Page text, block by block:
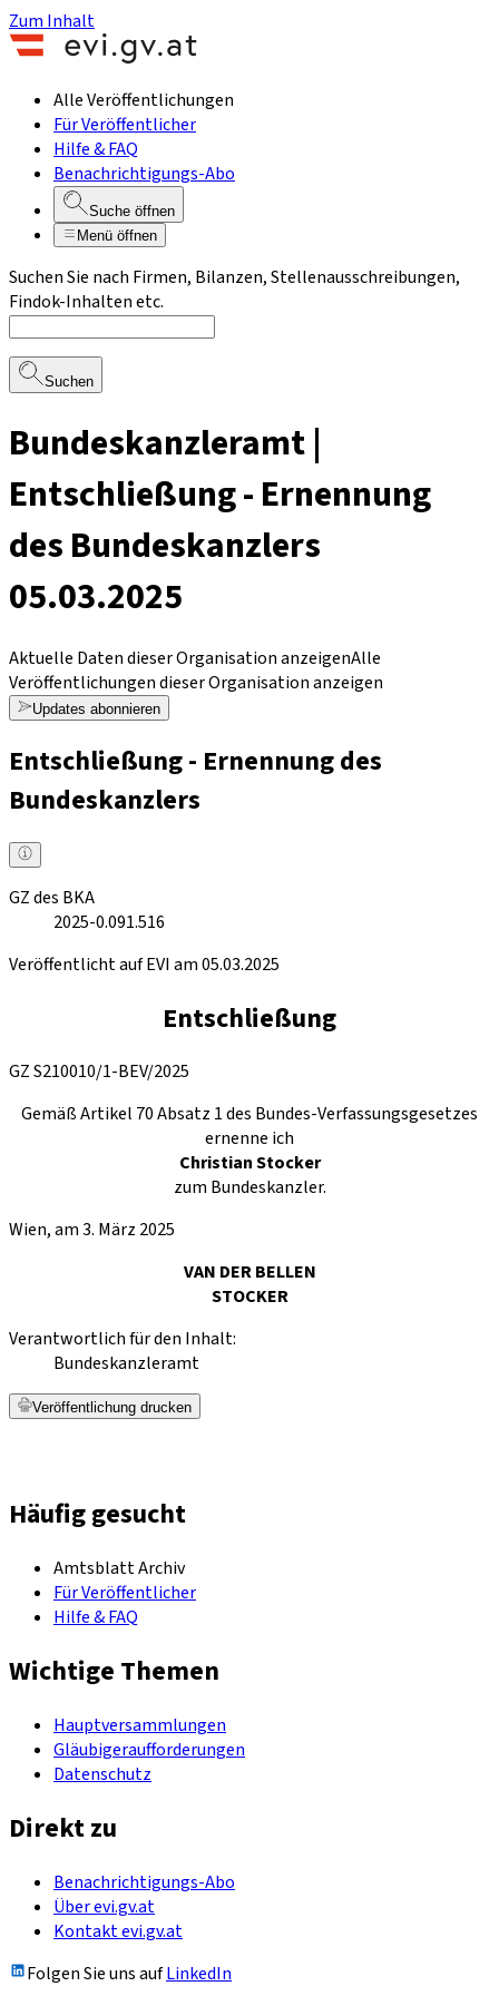
Zum Inhalt
Alle Veröffentlichungen
Für Veröffentlicher
Hilfe & FAQ
Benachrichtigungs-Abo
Suche öffnen
Menü öffnen
Suchen Sie nach Firmen, Bilanzen, Stellenausschreibungen,
Findok-Inhalten etc.
Suchen
Bundeskanzleramt |
Entschließung - Ernennung
des Bundeskanzlers
05.03.2025
Aktuelle Daten dieser Organisation anzeigenAlle
Veröffentlichungen dieser Organisation anzeigen
Updates abonnieren
Entschließung - Ernennung des
Bundeskanzlers
GZ des BKA
2025-0.091.516
Veröffentlicht auf EVI am 05.03.2025
Entschließung
GZ S210010/1-BEV/2025
Gemäß Artikel 70 Absatz 1 des Bundes-Verfassungsgesetzes
ernenne ich
Christian Stocker
zum Bundeskanzler.
Wien, am 3. März 2025
VAN DER BELLEN
STOCKER
Verantwortlich für den Inhalt:
Bundeskanzleramt
Veröffentlichung drucken
Häufig gesucht
Amtsblatt Archiv
Für Veröffentlicher
Hilfe & FAQ
Wichtige Themen
Hauptversammlungen
Gläubigeraufforderungen
Datenschutz
Direkt zu
Benachrichtigungs-Abo
Über evi.gv.at
Kontakt evi.gv.at
Folgen Sie uns aufLinkedIn